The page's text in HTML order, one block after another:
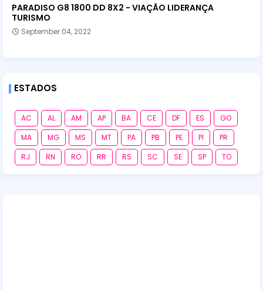
PARADISO G8 1800 DD 8X2 - VIAÇÃO LIDERANÇA
TURISMO
September 04, 2022
ESTADOS
AC AL AM AP BA CE DF ES
GO
MA
MG MS MT PA PB PE PI
PR
RJ
RN RO RR RS SC SE SP TO